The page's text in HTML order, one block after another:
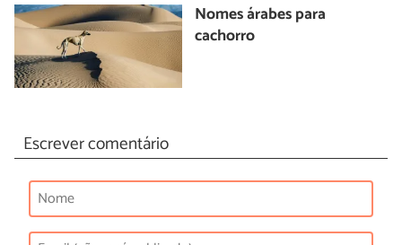
Nomes árabes para
cachorro
Escrever comentário